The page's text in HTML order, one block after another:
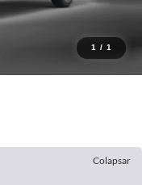
1 / 1
Colapsar